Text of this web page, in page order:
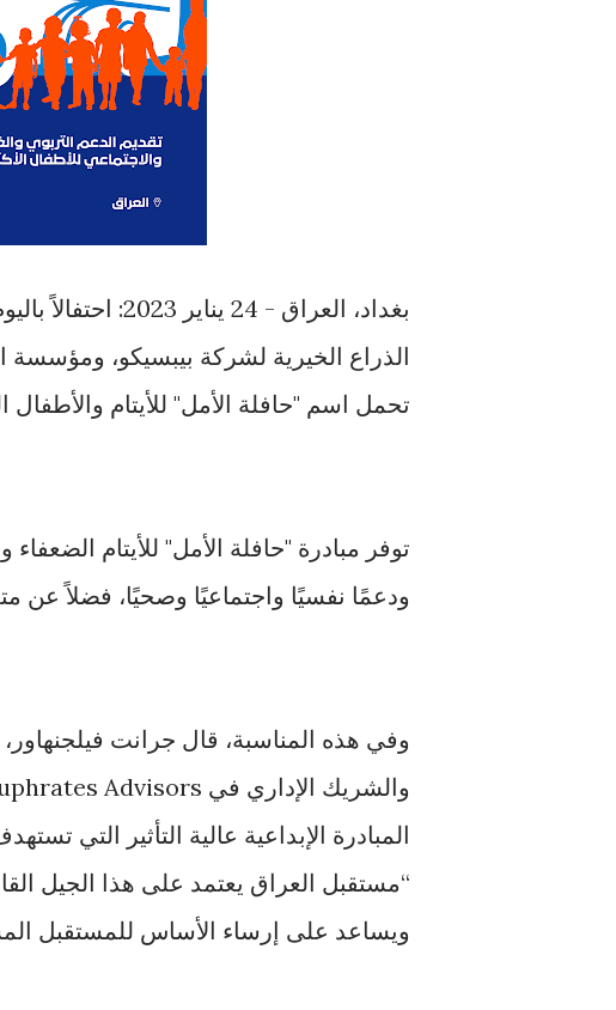
بغداد، العراق - 24
الذراع الخيرية لشركة بيبسيكو، ومؤسسة
تحمل اسم "حافلة الأمل" للأيتام
توفر مبادرة "حافلة الأمل" للأيتام
ودعمًا نفسيًا واجتماعيًا وصحيًا، فضلاً عن
وفي هذه المناسبة، قال جرانت
المبادرة الإبداعية عالية التأثير التي
“مستقبل العراق يعتمد على هذا الجيل
ويساعد على إرساء الأساس للمستقبل